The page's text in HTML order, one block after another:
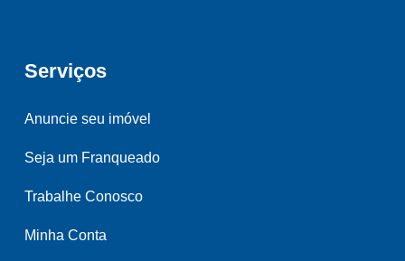
Serviços
Anuncie seu imóvel
Seja um Franqueado
Trabalhe Conosco
Minha Conta